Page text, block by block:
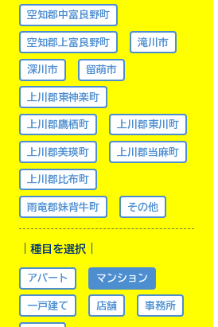
空知郡中富良野町
空知郡上富良野町 滝川市
深川市 留萌市
上川郡東神楽町
上川郡鷹栖町 上川郡東川町
上川郡美瑛町 上川郡当麻町
上川郡比布町
雨竜郡妹背牛町 その他
｜種目を選択｜
アパート マンション
一戸建て 店舗 事務所